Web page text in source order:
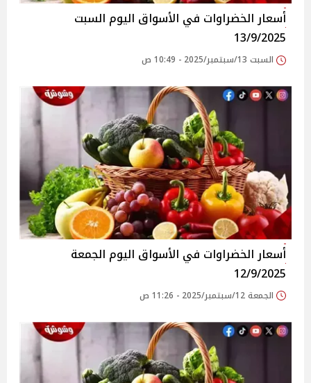
أسعار الخضراوات في الأسواق‎‎ اليوم السبت
13/9/2025
السبت 13/سبتمبر/2025 - 10:49 ص
أسعار الخضراوات في الأسواق‎‎ اليوم الجمعة
12/9/2025
الجمعة 12/سبتمبر/2025 - 11:26 ص